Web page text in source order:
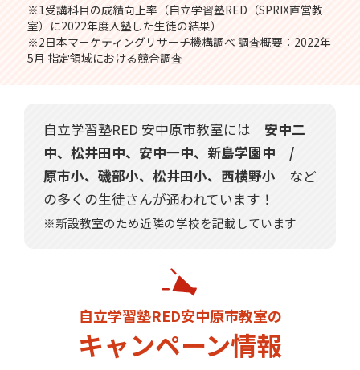
※1受講科目の成績向上率（自立学習塾RED（SPRIX直営教
室）に2022年度入塾した生徒の結果）
※2日本マーケティングリサーチ機構調べ 調査概要：2022年
5月 指定領域における競合調査
自立学習塾RED 安中原市教室には 安中二
中、松井田中、安中一中、新島学園中 /
原市小、磯部小、松井田小、西横野小 など
の多くの生徒さんが通われています！
※新設教室のため近隣の学校を記載しています
自立学習塾RED安中原市教室の
キャンペーン情報